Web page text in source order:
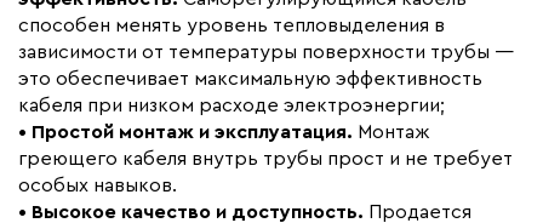
способен менять уровень тепловыделения в
зависимости от температуры поверхности трубы —
это обеспечивает максимальную эффективность
кабеля при низком расходе электроэнергии;
• Простой монтаж и эксплуатация. Монтаж
греющего кабеля внутрь трубы прост и не требует
особых навыков.
• Высокое качество и доступность. Продается